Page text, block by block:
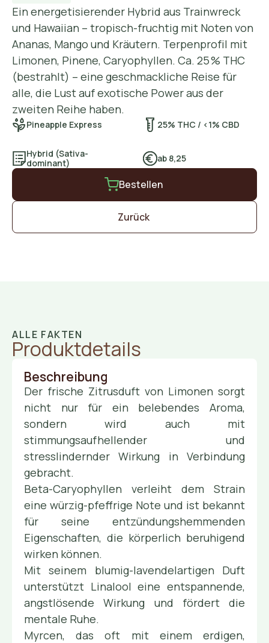
Ein energetisierender Hybrid aus Trainwreck
und Hawaiian – tropisch-fruchtig mit Noten von
Ananas, Mango und Kräutern. Terpenprofil mit
Limonen, Pinene, Caryophyllen. Ca. 25 % THC
(bestrahlt) – eine geschmackliche Reise für
alle, die Lust auf exotische Power aus der
zweiten Reihe haben.
Pineapple Express 25% THC / <1% CBD
Hybrid (Sativa-
dominant)
ab 8,25
Zurück
Bestellen
ALLE FAKTEN
Produktdetails
Beschreibung
Der frische Zitrusduft von Limonen sorgt
nicht nur für ein belebendes Aroma,
sondern wird auch mit
stimmungsaufhellender und
stresslindernder Wirkung in Verbindung
gebracht.
Beta-Caryophyllen verleiht dem Strain
eine würzig-pfeffrige Note und ist bekannt
für seine entzündungshemmenden
Eigenschaften, die körperlich beruhigend
wirken können.
Mit seinem blumig-lavendelartigen Duft
unterstützt Linalool eine entspannende,
angstlösende Wirkung und fördert die
mentale Ruhe.
Myrcen, das oft mit einem erdigen,